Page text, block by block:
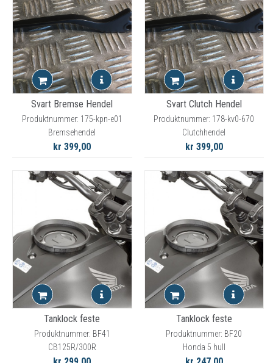
Svart Bremse Hendel
Produktnummer: 175-kpn-e01
Bremsehendel
kr 399,00
Svart Clutch Hendel
Produktnummer: 178-kv0-670
Clutchhendel
kr 399,00
Tanklock feste
Produktnummer: BF41
CB125R/300R
Tanklock feste
Produktnummer: BF20
Honda 5 hull